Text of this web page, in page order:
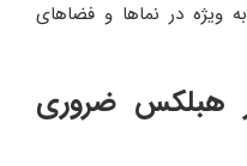
ویژه در نماها و فضاهای
هبلکس ضروری